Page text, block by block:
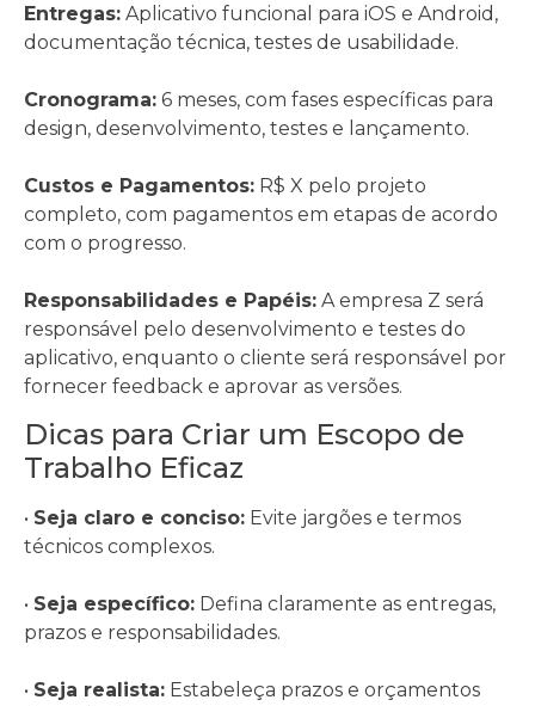
Entregas: Aplicativo funcional para iOS e Android,
documentação técnica, testes de usabilidade.
Cronograma: 6 meses, com fases específicas para
design, desenvolvimento, testes e lançamento.
Custos e Pagamentos: R$ X pelo projeto
completo, com pagamentos em etapas de acordo
com o progresso.
Responsabilidades e Papéis: A empresa Z será
responsável pelo desenvolvimento e testes do
aplicativo, enquanto o cliente será responsável por
fornecer feedback e aprovar as versões.
Dicas para Criar um Escopo de
Trabalho Eficaz
• Seja claro e conciso: Evite jargões e termos
técnicos complexos.
• Seja específico: Defina claramente as entregas,
prazos e responsabilidades.
• Seja realista: Estabeleça prazos e orçamentos